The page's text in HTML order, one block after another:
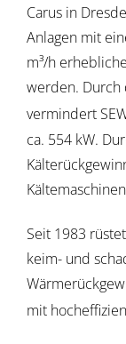
Carus in
Anlagen mit
m³/h
werden. Durch
vermindert
ca. 554 kW.
Seit 1983
keim- und
mit